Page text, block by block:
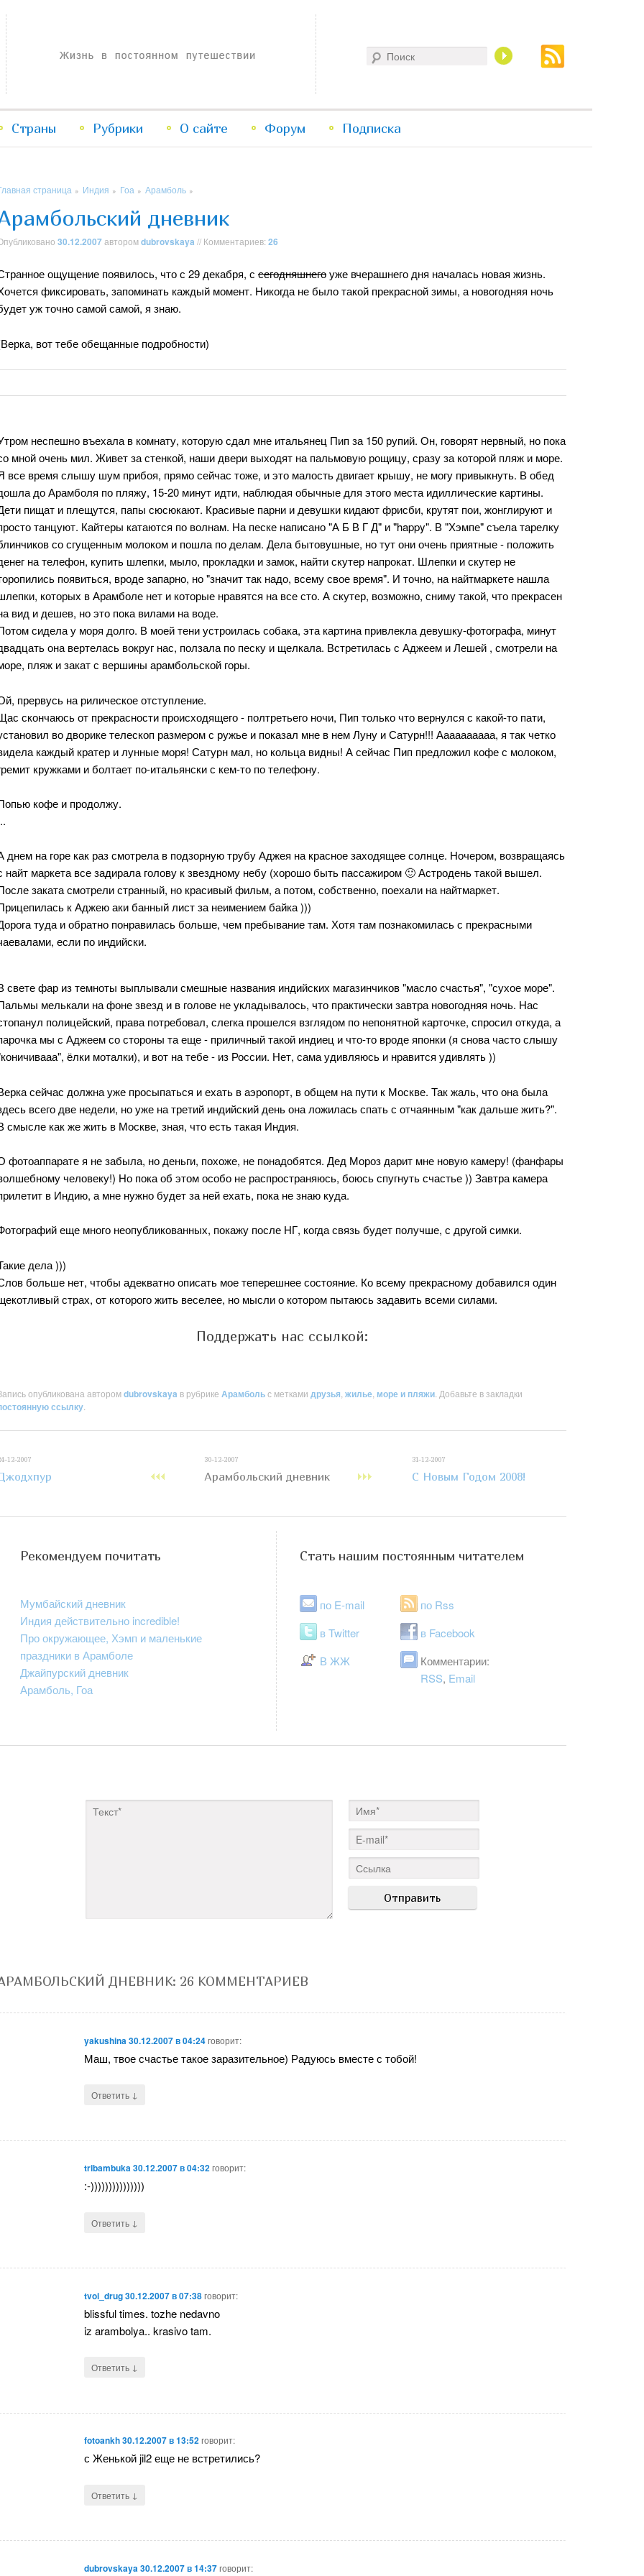
Жизнь в постоянном путешествии
Перейти
содержимому
Перейти
содержимому
Страны Рубрики О сайте Форум Подписка
страница » Индия » Гоа » Арамболь »
дневник
30.12.2007авторомdubrovskaya // Комментариев: 26
ощущение появилось, что с 29 декабря, с сегодняшнегоуже вчерашнего дня началась новая жизнь.
фиксировать, запоминать каждый момент. Никогда не было такой прекрасной зимы, а новогодняя ночь
уж точно самой самой, я знаю.
вот тебе обещанные подробности)
неспешно въехала в комнату, которую сдал мне итальянец Пип за 150 рупий. Он, говорят нервный, но пока
мной очень мил. Живет за стенкой, наши двери выходят на пальмовую рощицу, сразу за которой пляж и море.
все время слышу шум прибоя, прямо сейчас тоже, и это малость двигает крышу, не могу привыкнуть. В обед
до Арамболя по пляжу, 15-20 минут идти, наблюдая обычные для этого места идиллические картины.
пищат и плещутся, папы сюсюкают. Красивые парни и девушки кидают фрисби, крутят пои, жонглируют и
танцуют. Кайтеры катаются по волнам. На песке написано "А Б В Г Д" и "happy". В "Хэмпе" съела тарелку
со сгущенным молоком и пошла по делам. Дела бытовушные, но тут они очень приятные - положить
на телефон, купить шлепки, мыло, прокладки и замок, найти скутер напрокат. Шлепки и скутер не
появиться, вроде запарно, но "значит так надо, всему свое время". И точно, на найтмаркете нашла
которых в Арамболе нет и которые нравятся на все сто. А скутер, возможно, сниму такой, что прекрасен
вид и дешев, но это пока вилами на воде.
сидела у моря долго. В моей тени устроилась собака, эта картина привлекла девушку-фотографа, минут
она вертелась вокруг нас, ползала по песку и щелкала. Встретилась с Аджеем и Лешей , смотрели на
пляж и закат с вершины арамбольской горы.
прервусь на рилическое отступление.
скончаюсь от прекрасности происходящего - полтретьего ночи, Пип только что вернулся с какой-то пати,
во дворике телескоп размером с ружье и показал мне в нем Луну и Сатурн!!! Аааааааааа, я так четко
каждый кратер и лунные моря! Сатурн мал, но кольца видны! А сейчас Пип предложил кофе с молоком,
кружками и болтает по-итальянски с кем-то по телефону.
кофе и продолжу.
днем на горе как раз смотрела в подзорную трубу Аджея на красное заходящее солнце. Ночером, возвращаясь
найт маркета все задирала голову к звездному небу (хорошо быть пассажиром 🙂 Астродень такой вышел.
заката смотрели странный, но красивый фильм, а потом, собственно, поехали на найтмаркет.
к Аджею аки банный лист за неимением байка )))
туда и обратно понравилась больше, чем пребывание там. Хотя там познакомилась с прекрасными
если по индийски.
свете фар из темноты выплывали смешные названия индийских магазинчиков "масло счастья", "сухое море".
мелькали на фоне звезд и в голове не укладывалось, что практически завтра новогодняя ночь. Нас
полицейский, права потребовал, слегка прошелся взглядом по непонятной карточке, спросил откуда, а
мы с Аджеем со стороны та еще - приличный такой индиец и что-то вроде японки (я снова часто слышу
ёлки моталки), и вот на тебе - из России. Нет, сама удивляюсь и нравится удивлять ))
сейчас должна уже просыпаться и ехать в аэропорт, в общем на пути к Москве. Так жаль, что она была
всего две недели, но уже на третий индийский день она ложилась спать с отчаянным "как дальше жить?".
смысле как же жить в Москве, зная, что есть такая Индия.
фотоаппарате я не забыла, но деньги, похоже, не понадобятся. Дед Мороз дарит мне новую камеру! (фанфары
человеку!) Но пока об этом особо не распространяюсь, боюсь спугнуть счастье )) Завтра камера
в Индию, а мне нужно будет за ней ехать, пока не знаю куда.
еще много неопубликованных, покажу после НГ, когда связь будет получше, с другой симки.
дела )))
больше нет, чтобы адекватно описать мое теперешнее состояние. Ко всему прекрасному добавился один
страх, от которого жить веселее, но мысли о котором пытаюсь задавить всеми силами.
Поддержать нас ссылкой:
опубликована авторомdubrovskaya в рубрике Арамбольс метками друзья жилье море и пляжи . Добавьте в закладки
ссылку
12-2007 30-12-2007
Арамбольский дневник
31-12-2007
C Новым Годом 2008!
Рекомендуем почитать
Мумбайский дневник
Индия действительно incredible!
Про окружающее, Хэмп и маленькие
праздники в Арамболе
Джайпурский дневник
Арамболь, Гоа
Стать нашим постоянным читателем
по E-mail
по Rss
в Twitter
в Facebook
В ЖЖ
Комментарии:
RSS, Email
ДНЕВНИК: 26 КОММЕНТАРИЕВ
yakushina30.12.2007 в 04:24говорит:
Маш, твое счастье такое заразительное) Радуюсь вместе с тобой!
Ответить ↓
tribambuka30.12.2007 в 04:32говорит:
:-)))))))))))))))
Ответить ↓
tvoi_drug30.12.2007 в 07:38говорит:
blissful times. tozhe nedavno
iz arambolya.. krasivo tam.
Ответить ↓
fotoankh30.12.2007 в 13:52говорит:
с Женькой jil2 еще не встретились?
Ответить ↓
dubrovskaya30.12.2007 в 14:37говорит: